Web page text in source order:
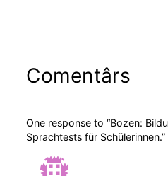
Comentârs
One response to “Bozen:
Sprachtests für Schülerinnen.”